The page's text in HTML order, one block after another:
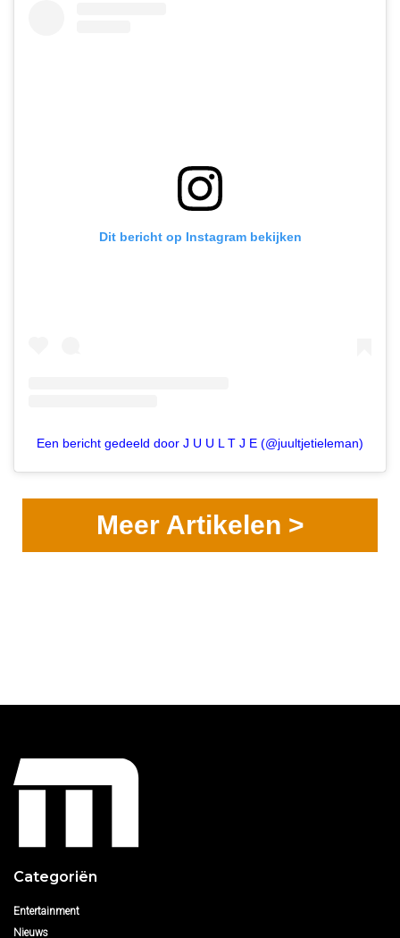
Dit bericht op Instagram bekijken
Een bericht gedeeld door J U U L T J E (@juultjetieleman)
Meer Artikelen >
Categoriën
Entertainment
Nieuws